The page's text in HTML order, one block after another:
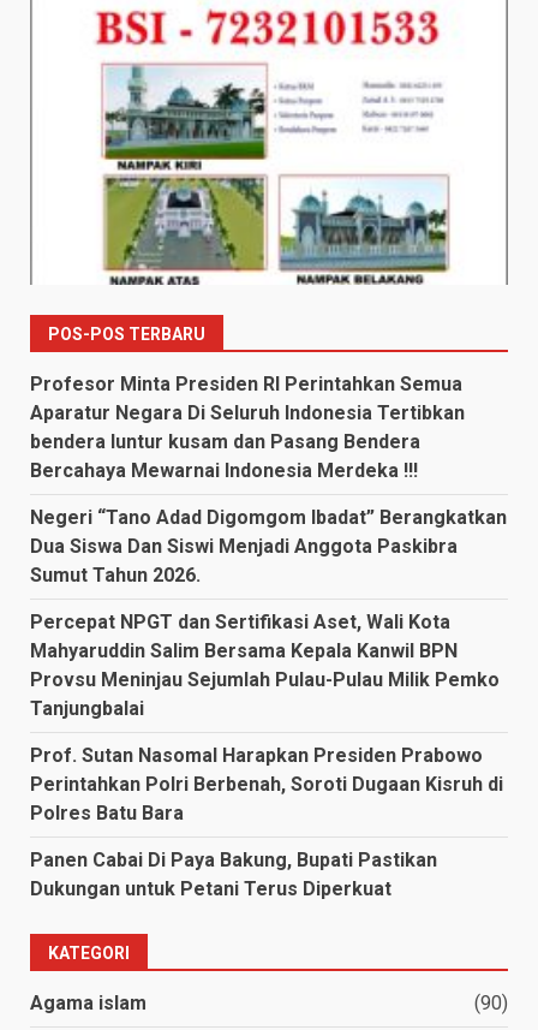
POS-POS TERBARU
Profesor Minta Presiden RI Perintahkan Semua
Aparatur Negara Di Seluruh Indonesia Tertibkan
bendera luntur kusam dan Pasang Bendera
Bercahaya Mewarnai Indonesia Merdeka !!!
Negeri “Tano Adad Digomgom Ibadat” Berangkatkan
Dua Siswa Dan Siswi Menjadi Anggota Paskibra
Sumut Tahun 2026.
Percepat NPGT dan Sertifikasi Aset, Wali Kota
Mahyaruddin Salim Bersama Kepala Kanwil BPN
Provsu Meninjau Sejumlah Pulau-Pulau Milik Pemko
Tanjungbalai
Prof. Sutan Nasomal Harapkan Presiden Prabowo
Perintahkan Polri Berbenah, Soroti Dugaan Kisruh di
Polres Batu Bara
Panen Cabai Di Paya Bakung, Bupati Pastikan
Dukungan untuk Petani Terus Diperkuat
KATEGORI
Agama islam (90)